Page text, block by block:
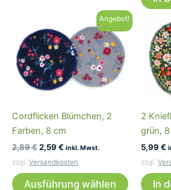
weist
mehrere
Varianten
Optionen
gewählt
werden
Angebot!
Cordflicken Blümchen, 2
Farben, 8 cm
2,89€Ursprünglicher
Preis
war:
2,89 €
2,59 € Aktueller
ist:
inkl. Mwst.
zzgl. Versandkosten
Ausführung wählen
Dieses
2
grün,
5,99 €
zzgl.
In